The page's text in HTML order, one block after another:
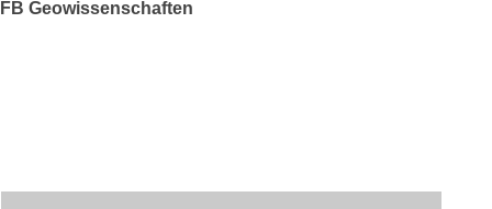
FB Geowissenschaften